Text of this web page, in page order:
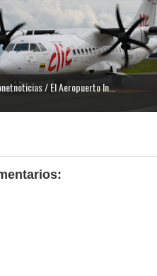
/ El Aeropuerto In...